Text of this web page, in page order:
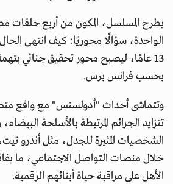
يطرح المسلسل، المكون من أربع حلقات
الواحدة، سؤالًا محوريًا: كيف انتهى الحال
13 عامًا، ليصبح محور تحقيق جنائي
بحسب فرانس برس.
وتتماشى أحداث "أدولسنس" مع واقع
تتزايد الجرائم المرتبطة بالأسلحة البيضاء،
الشخصيات المثيرة للجدل، مثل أندرو
خلال منصات التواصل الاجتماعي، ما
الأهل على مراقبة حياة أبنائهم الرقمية.